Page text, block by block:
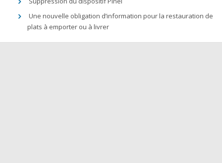
Une nouvelle obligation d’information pour la restauration de
plats à emporter ou à livrer